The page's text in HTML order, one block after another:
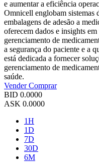
e aumentar a eficiência
Omnicell englobam sistemas
embalagens de adesão a
oferecem dados e insights
gerenciamento de
a segurança do paciente e a
está dedicada a fornecer
gerenciamento de
saúde.
VenderComprar
BID 0.0000
ASK 0.0000
1H
1D
7D
30D
6M